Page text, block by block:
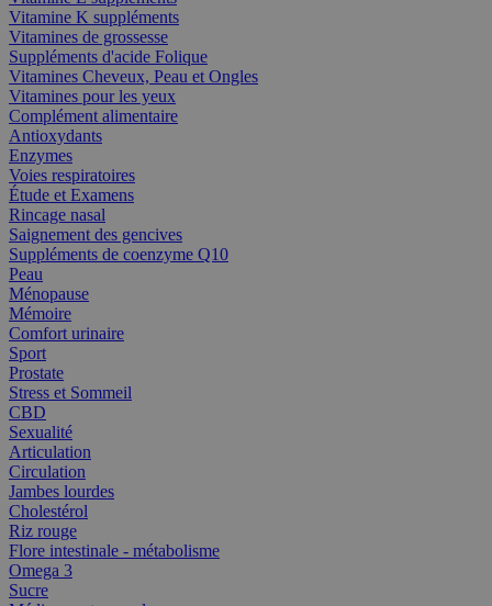
Vitamine K suppléments
Vitamines de grossesse
Suppléments d'acide Folique
Vitamines Cheveux, Peau et Ongles
Vitamines pour les yeux
Complément alimentaire
Antioxydants
Enzymes
Voies respiratoires
Étude et Examens
Rincage nasal
Saignement des gencives
Suppléments de coenzyme Q10
Peau
Ménopause
Mémoire
Comfort urinaire
Sport
Prostate
Stress et Sommeil
CBD
Sexualité
Articulation
Circulation
Jambes lourdes
Cholestérol
Riz rouge
Flore intestinale - métabolisme
Omega 3
Sucre